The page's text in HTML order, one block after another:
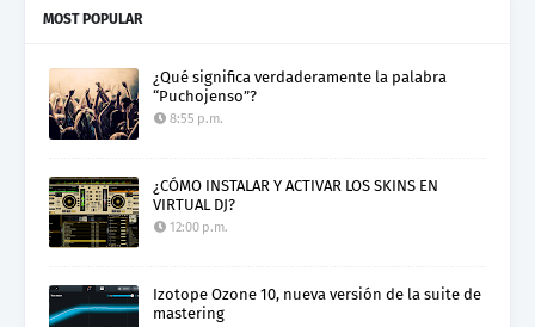
MOST POPULAR
¿Qué significa verdaderamente la palabra
“Puchojenso”?
8:55 p.m.
¿CÓMO INSTALAR Y ACTIVAR LOS SKINS EN
VIRTUAL DJ?
12:00 p.m.
Izotope Ozone 10, nueva versión de la suite de
mastering